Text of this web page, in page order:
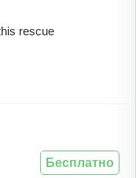
rescue
Бесплатно